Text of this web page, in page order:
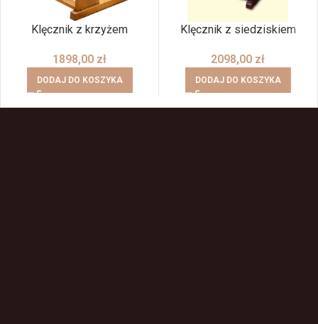
Klęcznik z krzyżem
1898,00 zł
DODAJ DO KOSZYKA
Klęcznik z siedziskiem
2098,00 zł
DODAJ DO KOSZYKA